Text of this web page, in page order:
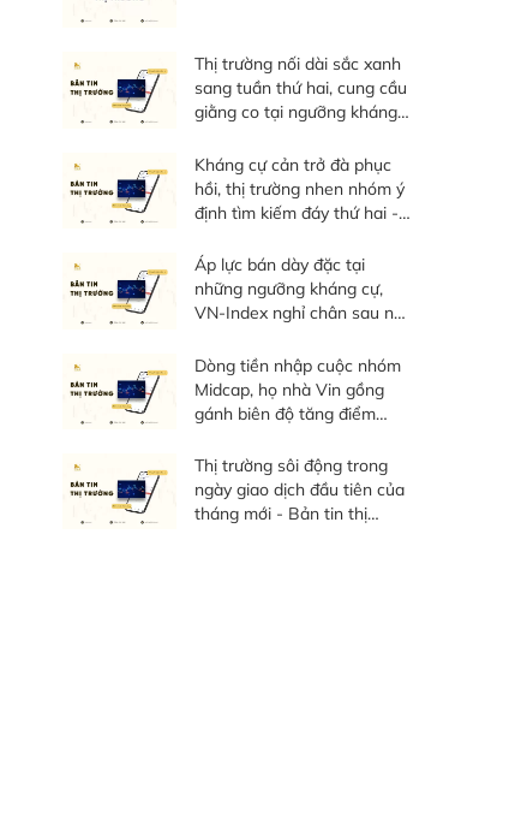
Thị trường nối dài sắc xanh
sang tuần thứ hai, cung cầu
giằng co tại ngưỡng kháng
03/08 - 07/08/20267
Kháng cự cản trở đà phục
hồi, thị trường nhen nhóm ý
định tìm kiếm đáy thứ hai -
06/08/2026
Áp lực bán dày đặc tại
những ngưỡng kháng cự,
VN-Index nghỉ chân sau nỗ
trường ngày 05/08/2026
Dòng tiền nhập cuộc nhóm
Midcap, họ nhà Vin gồng
gánh biên độ tăng điểm
trường ngày 04/08/2026
Thị trường sôi động trong
ngày giao dịch đầu tiên của
tháng mới - Bản tin thị